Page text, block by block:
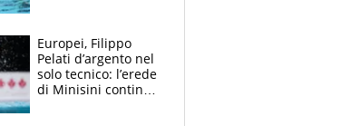
e compagni
continuare
Europei, Filippo
Pelati d’argento nel
solo tecnico: l’erede
di Minisini continua